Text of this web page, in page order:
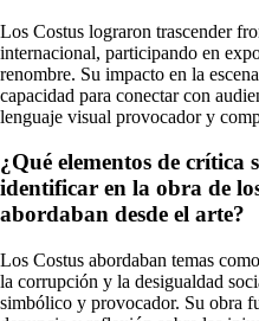
Los Costus lograron trascender
internacional, participando en
renombre. Su impacto en la
capacidad para conectar con
lenguaje visual provocador y
¿Qué elementos de crítica
identificar en la obra de
abordaban desde el arte?
Los Costus abordaban temas
la corrupción y la desigualdad
simbólico y provocador. Su obra